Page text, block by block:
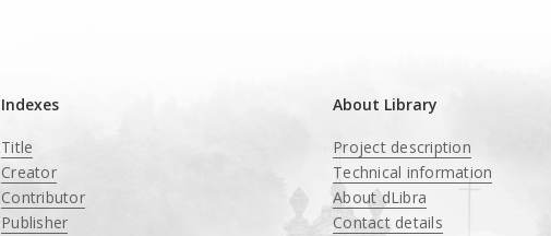
Indexes
Title
Creator
Contributor
Publisher
About Library
Project description
Technical information
About dLibra
Contact details